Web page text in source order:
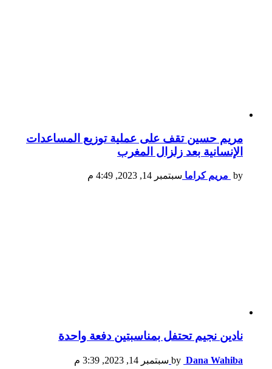
مريم حسين تقف على عملية توزيع المساعدات
الإنسانية بعد زلزال المغرب
by مريم كراما سبتمبر 14, 2023, 4:49 م
نادين نجيم تحتفل بمناسبتين دفعة واحدة
by Dana Wahiba سبتمبر 14, 2023, 3:39 م